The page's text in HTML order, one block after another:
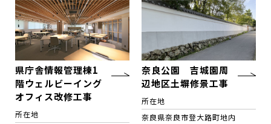
県庁舎情報管理棟1
階ウェルビーイング
オフィス改修工事
所在地
奈良公園 吉城園周
辺地区土塀修景工事
所在地
奈良県奈良市登大路町地内